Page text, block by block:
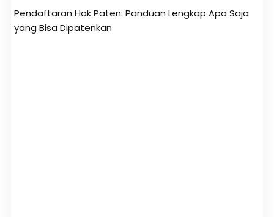
Pendaftaran Hak Paten: Panduan Lengkap Apa Saja
yang Bisa Dipatenkan